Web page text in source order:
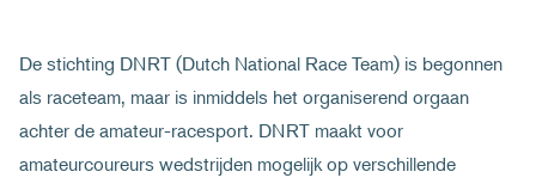
De stichting DNRT (Dutch National Race Team) is begonnen
als raceteam, maar is inmiddels het organiserend orgaan
achter de amateur-racesport. DNRT maakt voor
amateurcoureurs wedstrijden mogelijk op verschillende